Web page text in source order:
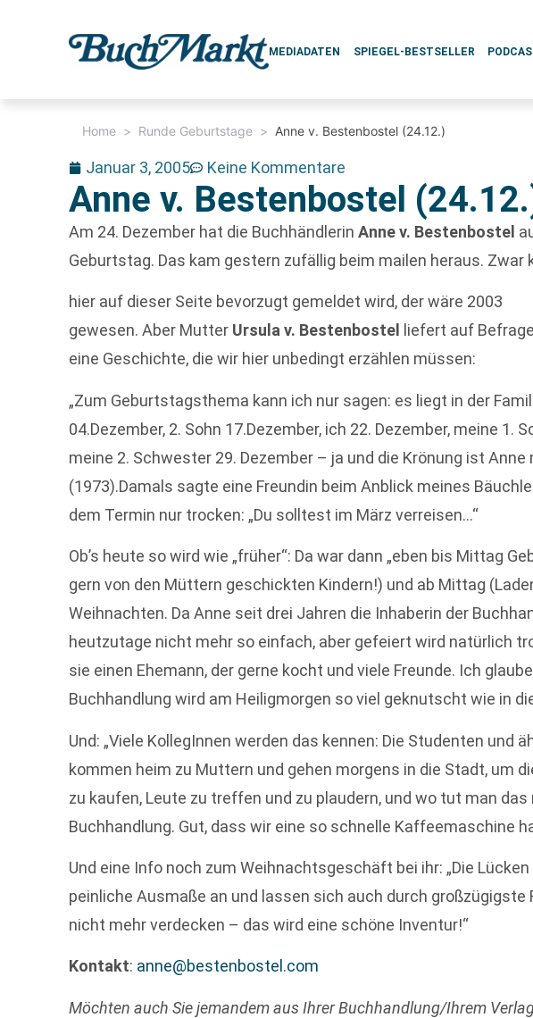
MEDIADATEN SPIEGEL-BESTSELLER
Home > Runde Geburtstage > Anne v. Bestenbostel (24.12.)
Januar 3, 2005 Keine Kommentare
Anne v. Bestenbostel
Am 24. Dezember hat die BuchhändlerinAnne v. Bestenbostel
Geburtstag. Das kam gestern zufällig beim mailen heraus. Zwar
hier auf dieser Seite bevorzugt gemeldet wird, der wäre 2003
gewesen. Aber Mutter Ursula v. Bestenbostel
liefert auf
eine Geschichte, die wir hier unbedingt erzählen müssen:
„Zum Geburtstagsthema kann ich nur sagen: es liegt in der
04.Dezember, 2. Sohn 17.Dezember, ich 22. Dezember, meine 1.
meine 2. Schwester 29. Dezember – ja und die Krönung ist Anne
(1973).Damals sagte eine Freundin beim Anblick meines
dem Termin nur trocken: „Du solltest im März verreisen…“
Ob’s heute so wird wie „früher“: Da war dann „eben bis Mittag
gern von den Müttern geschickten Kindern!) und ab Mittag
Weihnachten. Da Anne seit drei Jahren die Inhaberin der
heutzutage nicht mehr so einfach, aber gefeiert wird natürlich
sie einen Ehemann, der gerne kocht und viele Freunde. Ich
Buchhandlung wird am Heiligmorgen so viel geknutscht wie in
Und: „Viele KollegInnen werden das kennen: Die Studenten und
kommen heim zu Muttern und gehen morgens in die Stadt, um
zu kaufen, Leute zu treffen und zu plaudern, und wo tut man das
Buchhandlung. Gut, dass wir eine so schnelle Kaffeemaschine
Und eine Info noch zum Weihnachtsgeschäft bei ihr: „Die
peinliche Ausmaße an und lassen sich auch durch
nicht mehr verdecken – das wird eine schöne Inventur!“
Kontakt: anne@bestenbostel.com
Möchten auch Sie jemandem aus Ihrer Buchhandlung/Ihrem